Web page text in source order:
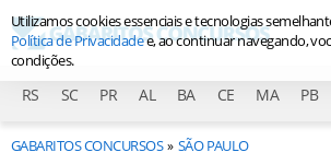
RS SC PR AL BA CE MA PB
GABARITOS CONCURSOS SÃO PAULO
Utilizamos cookies essenciais e tecnologias
Política de Privacidadee, ao continuar navegando,
condições.